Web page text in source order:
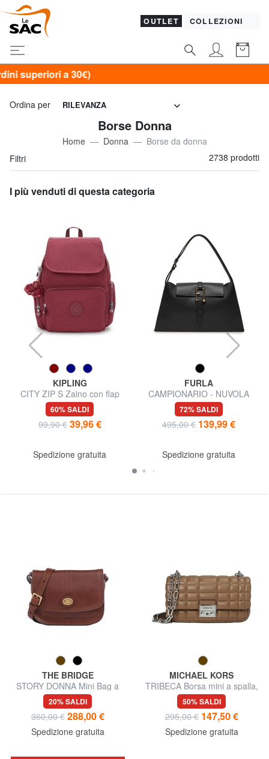
OUTLET COLLEZIONI
Ordina per RILEVANZA
Borse Donna
Home Donna
Borse da donna
Filtri
2738 prodotti
I più venduti di questa categoria
KIPLING
CITY ZIP S Zaino con flap
60% SALDI
99,90 € 39,96 €
Spedizione gratuita
FURLA
CAMPIONARIO - NUVOLA
Borsa semirigida in pelle
72% SALDI
495,00 € 139,99 €
Spedizione gratuita
THE BRIDGE
STORY DONNA Mini Bag a
tracolla, in pelle
20% SALDI
360,00 € 288,00 €
Spedizione gratuita
MICHAEL KORS
TRIBECA Borsa mini a spalla,
in pelle
50% SALDI
295,00 € 147,50 €
Spedizione gratuita